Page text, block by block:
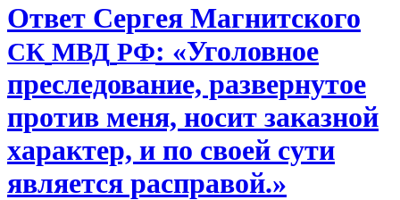
Ответ Сергея Магнитского
СК МВД РФ: «Уголовное
преследование, развернутое
против меня, носит заказной
характер, и по своей сути
является расправой.»